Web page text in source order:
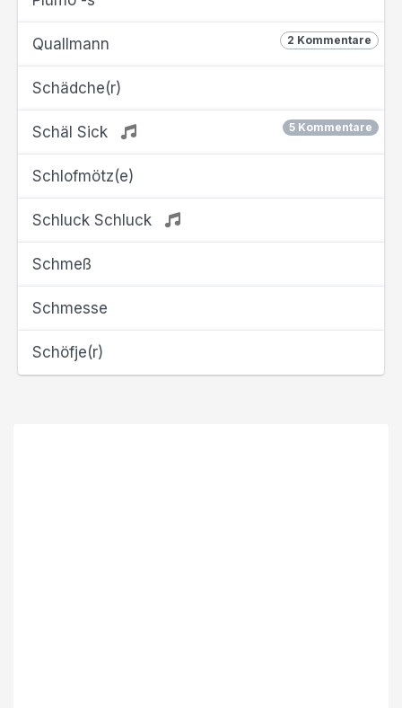
2 Kommentare
Quallmann
Schädche(r)
5 Kommentare
Schäl Sick
Schlofmötz(e)
Schluck Schluck
Schmeß
Schmesse
Schöfje(r)